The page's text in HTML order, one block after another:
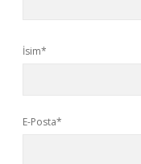
İsim*
E-Posta*